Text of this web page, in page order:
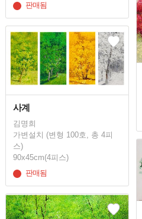
판매됨
사계
김명희
가변설치 (변형 100호, 총 4피
스)
90x45cm(4피스)
판매됨